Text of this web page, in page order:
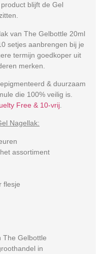
blijft de Gel
van The Gelbottle 20ml
setjes aanbrengen bij je
termijn goedkoper uit
merken.
& duurzaam
die 100% veilig is.
Free & 10-vrij
Nagellak:
assortiment
flesje
The Gelbottle
in